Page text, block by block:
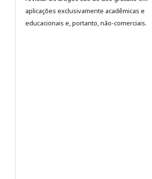
aplicações exclusivamente acadêmicas e
educacionais e, portanto, não-comerciais.